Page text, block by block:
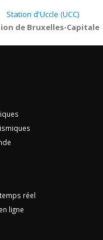
Station d'Uccle (UCC)
de Bruxelles-Capitale
réel
ligne